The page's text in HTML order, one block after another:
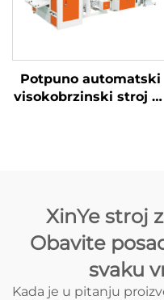
Potpuno automatski
visokobrzinski stroj za
XinYe stroj
Obavite
svaku
Kada je u pitanju